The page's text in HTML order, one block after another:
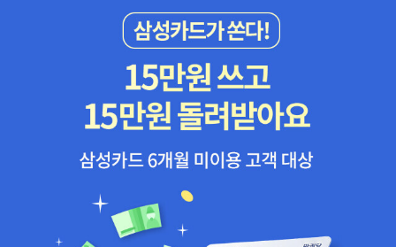
피하는 것은 나의 의무가 아닌 것처럼 보였다.'마키아벨리의 <군주론
>은 길지 않지만 읽기 까다로운 작품이다. 비단 마키아벨리뿐 아니라
고전에 속하는 다른 작품들(성경, 호메로스의 서사시, 셰익스피어의
희곡, 아우구스티누스의 고백록, 플라톤의 대화편, 그리스 비극 등)도
현대 독자에게는 넘기 힘든 벽처럼 느껴질 때가 많다. 그 원인은 고전
이해하기 쉽도록 문장을 정결하게 다듬거나 독자에게 친숙한 용어를
쓸 수 있다. 그러나 하비 맨스필드는 그러한 노력은 번역가의 의무가
아니라고 본다. 그에 따르면 '저자의 사상을 저자 자신의 언어로 표
현'하는 것만이 번여가가 해야 할 일이다. 이에 따르면, 원문의 문장이
려움은 홉스에게 있어 우리가 우리 개인의 자유를 일정 정도 양도하
고, 사리분별을 파악할 객관성의 권위를 제3의 기관에게 넘겨버리게
하는 근거가 되어버린다. 그러나 나는, 저번에 내가 읽었던 Purcell
(2016) 논문에 동의하면서, 홉스 식의 사회계약론이 우리로 하여금
자율성을 상실하게 하고 엘리트 통치의 정당성과 국가 권력의 강대함
을 승인하는 기능으로 전락했다고 이야기하고 싶다. 그런데 홉스가
기반으로 하는 이 근거가 사실 얼마나 빈약하고 비객관적인가? 우선
홉스 말을 따르면, 인간 지식과 애초에 그 지식을 습득하는 인간 신체
기관과 인식기관이 그렇게나 오류에 취약한데, 그 기관들로 축적된
인간 지식, 즉 과학으로 하여금 객관성을 습득하는 것이 과연 정당할